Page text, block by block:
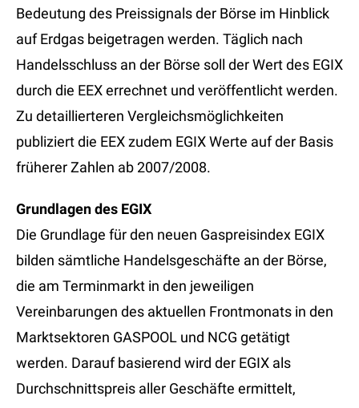
Bedeutung des Preissignals der Börse im Hinblick
auf Erdgas beigetragen werden. Täglich nach
Handelsschluss an der Börse soll der Wert des EGIX
durch die EEX errechnet und veröffentlicht werden.
Zu detaillierteren Vergleichsmöglichkeiten
publiziert die EEX zudem EGIX Werte auf der Basis
früherer Zahlen ab 2007/2008.
Grundlagen des EGIX
Die Grundlage für den neuen Gaspreisindex EGIX
bilden sämtliche Handelsgeschäfte an der Börse,
die am Terminmarkt in den jeweiligen
Vereinbarungen des aktuellen Frontmonats in den
Marktsektoren GASPOOL und NCG getätigt
werden. Darauf basierend wird der EGIX als
Durchschnittspreis aller Geschäfte ermittelt,